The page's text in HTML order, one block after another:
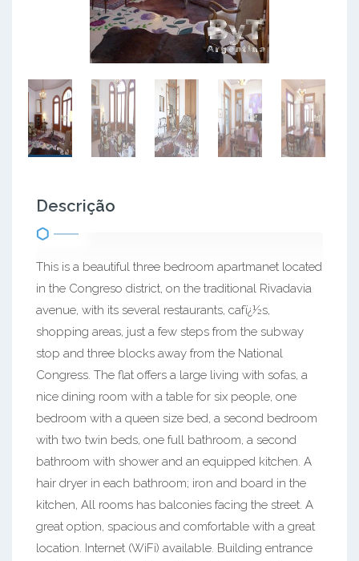
Descrição
This is a beautiful three bedroom apartmanet located
in the Congreso district, on the traditional Rivadavia
avenue, with its several restaurants, cafï¿½s,
shopping areas, just a few steps from the subway
stop and three blocks away from the National
Congress. The flat offers a large living with sofas, a
nice dining room with a table for six people, one
bedroom with a queen size bed, a second bedroom
with two twin beds, one full bathroom, a second
bathroom with shower and an equipped kitchen. A
hair dryer in each bathroom; iron and board in the
kitchen, All rooms has balconies facing the street. A
great option, spacious and comfortable with a great
location. Internet (WiFi) available. Building entrance